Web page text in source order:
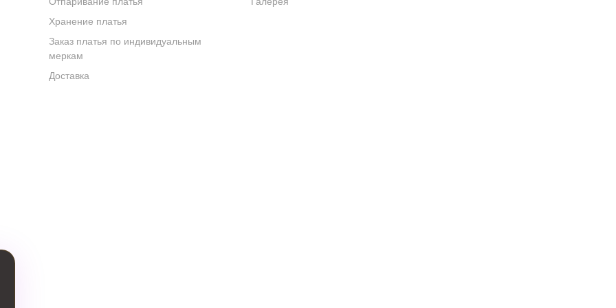
Хранение платья
Заказ платья по индивидуальным
меркам
Доставка